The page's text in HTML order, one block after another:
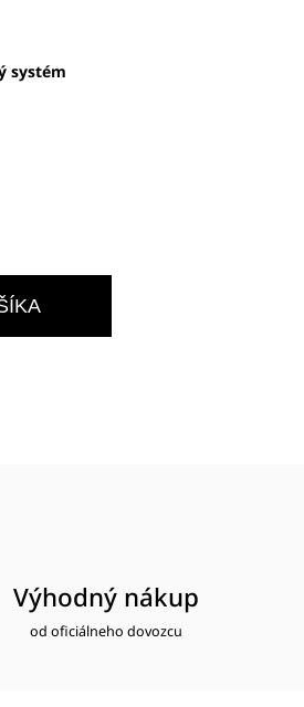
systém
Výhodný nákup
od oficiálneho dovozcu